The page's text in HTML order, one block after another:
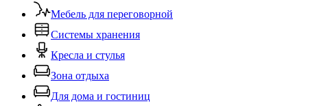
Мебель для переговорной
Системы хранения
Кресла и стулья
Зона отдыха
Для дома и гостиниц